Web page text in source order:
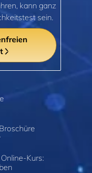
kann ganz
sein.
Kurs: